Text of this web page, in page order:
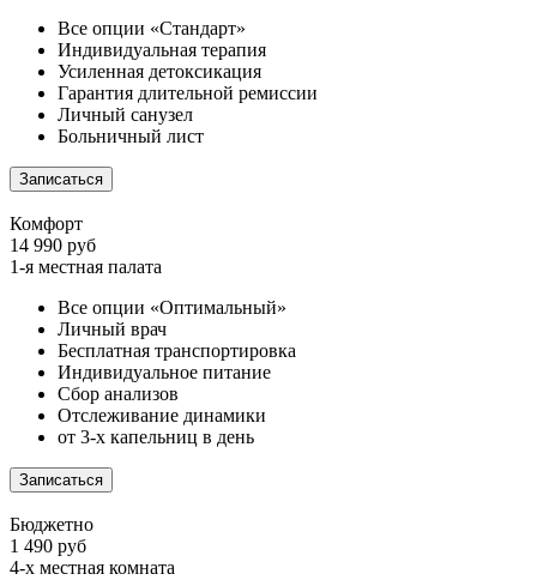
Все опции «Стандарт»
Индивидуальная терапия
Усиленная детоксикация
Гарантия длительной ремиссии
Личный санузел
Больничный лист
Записаться
Комфорт
14 990 руб
1-я местная палата
Все опции «Оптимальный»
Личный врач
Бесплатная транспортировка
Индивидуальное питание
Сбор анализов
Отслеживание динамики
от 3-х капельниц в день
Записаться
Бюджетно
1 490 руб
4-х местная комната